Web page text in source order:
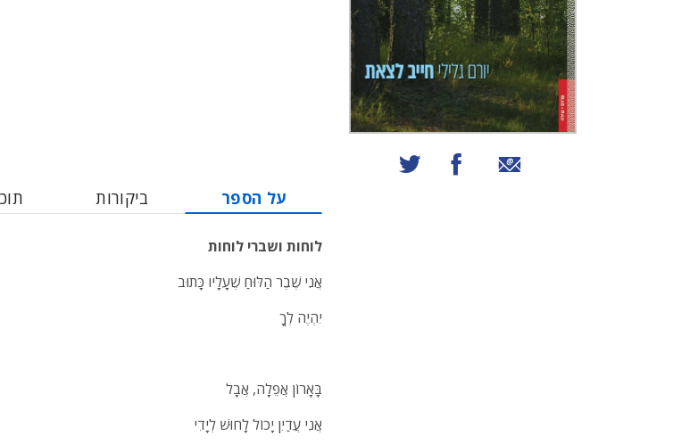
שיתוף באמצעות אימייל
שיתוף בפייסבוק
על הספר ביקורות
לוחות ושברי לוחות
אֲנִי שֶׁבֶר הַלּוּחַ שֶׁעָלָיו כָּתוּב
יִהְיֶה לְךָ
בָּאָרוֹן אֲפֵלָה, אֲבָל
אֲנִי עֲדַיִן יָכוֹל לָחוּשׁ לְיָדִי